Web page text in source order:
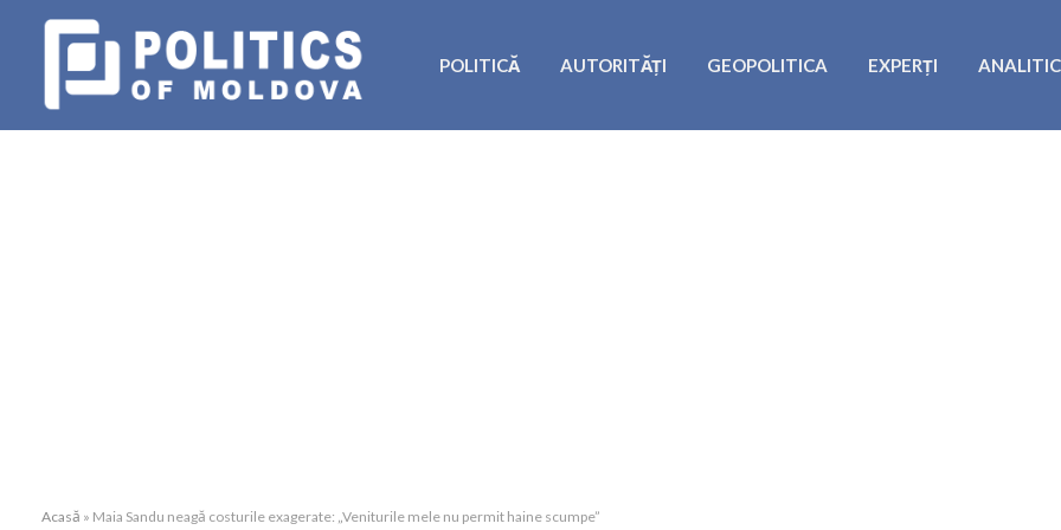
POLITICĂ AUTORITĂȚI GEOPOLITICA EXPERȚI
Acasă » Maia Sandu neagă costurile exagerate: „Veniturile mele nu permit haine scumpe”